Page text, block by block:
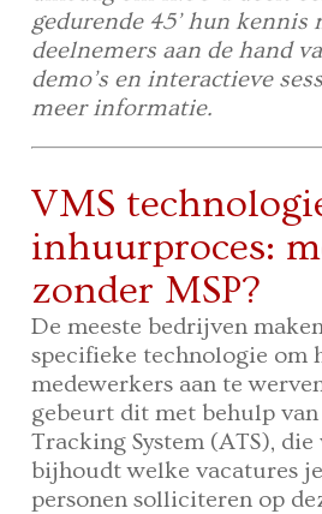
gedurende 45’ hun kennis
deelnemers aan de hand
demo’s en interactieve
meer informatie.
VMS
inhuurproces:
zonder MSP?
De meeste bedrijven
specifieke technologie om
medewerkers aan te
gebeurt dit met behulp
Tracking System (ATS),
bijhoudt welke vacatures
personen solliciteren op